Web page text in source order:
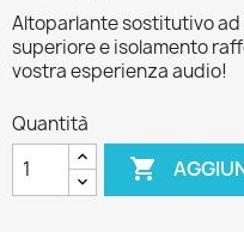
Altoparlante sostitutivo ad
superiore e isolamento
vostra esperienza audio!
Quantità
